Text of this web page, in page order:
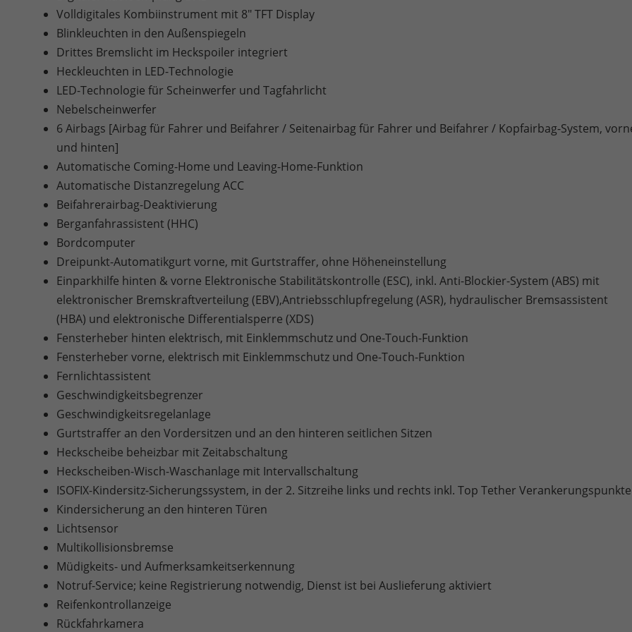
Volldigitales Kombiinstrument mit 8" TFT Display
Blinkleuchten in den Außenspiegeln
Drittes Bremslicht im Heckspoiler integriert
Heckleuchten in LED-Technologie
LED-Technologie für Scheinwerfer und Tagfahrlicht
Nebelscheinwerfer
6 Airbags [Airbag für Fahrer und Beifahrer / Seitenairbag für Fahrer und Beifahrer / Kopfairbag-System,
und hinten]
Automatische Coming-Home und Leaving-Home-Funktion
Automatische Distanzregelung ACC
Beifahrerairbag-Deaktivierung
Berganfahrassistent (HHC)
Bordcomputer
Dreipunkt-Automatikgurt vorne, mit Gurtstraffer, ohne Höheneinstellung
Einparkhilfe hinten & vorne Elektronische Stabilitätskontrolle (ESC), inkl. Anti-Blockier-System (ABS) mit
elektronischer Bremskraftverteilung (EBV),Antriebsschlupfregelung (ASR), hydraulischer Bremsassistent
(HBA) und elektronische Differentialsperre (XDS)
Fensterheber hinten elektrisch, mit Einklemmschutz und One-Touch-Funktion
Fensterheber vorne, elektrisch mit Einklemmschutz und One-Touch-Funktion
Fernlichtassistent
Geschwindigkeitsbegrenzer
Geschwindigkeitsregelanlage
Gurtstraffer an den Vordersitzen und an den hinteren seitlichen Sitzen
Heckscheibe beheizbar mit Zeitabschaltung
Heckscheiben-Wisch-Waschanlage mit Intervallschaltung
ISOFIX-Kindersitz-Sicherungssystem, in der 2. Sitzreihe links und rechts inkl. Top Tether Verankerungspunkte
Kindersicherung an den hinteren Türen
Lichtsensor
Multikollisionsbremse
Müdigkeits- und Aufmerksamkeitserkennung
Notruf-Service; keine Registrierung notwendig, Dienst ist bei Auslieferung aktiviert
Reifenkontrollanzeige
Rückfahrkamera